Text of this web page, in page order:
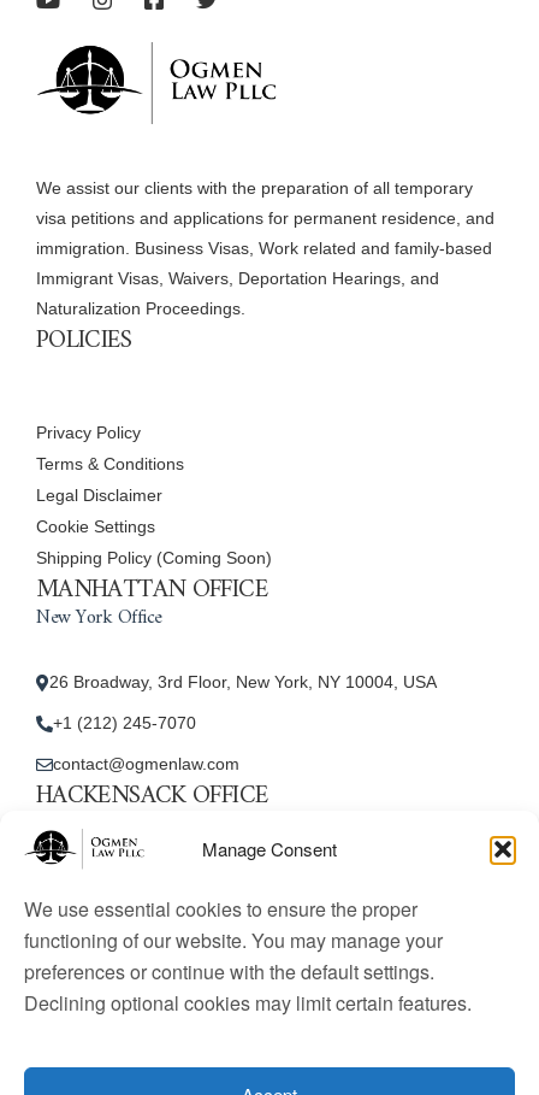
Manage Consent
We use essential cookies to ensure the proper
functioning of our website. You may manage your
preferences or continue with the default settings.
Declining optional cookies may limit certain features.
We assist our clients with the preparation of all temporary
visa petitions and applications for permanent residence, and
immigration. Business Visas, Work related and family-based
Immigrant Visas, Waivers, Deportation Hearings, and
Naturalization Proceedings.
POLICIES
Privacy Policy
Terms & Conditions
Legal Disclaimer
Cookie Settings
Shipping Policy (Coming Soon)
MANHATTAN OFFICE
New York Office
26 Broadway, 3rd Floor, New York, NY 10004, USA
+1 (212) 245-7070
contact@ogmenlaw.com
HACKENSACK OFFICE
New Jersey Office
contact@ogmenlaw.com